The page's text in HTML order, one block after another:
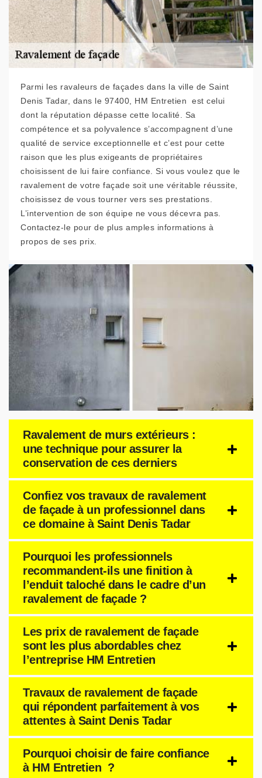
Parmi les ravaleurs de façades dans la ville de Saint
Denis Tadar, dans le 97400, HM Entretien est celui
dont la réputation dépasse cette localité. Sa
compétence et sa polyvalence s’accompagnent d’une
qualité de service exceptionnelle et c’est pour cette
raison que les plus exigeants de propriétaires
choisissent de lui faire confiance. Si vous voulez que le
ravalement de votre façade soit une véritable réussite,
choisissez de vous tourner vers ses prestations.
L’intervention de son équipe ne vous décevra pas.
Contactez-le pour de plus amples informations à
propos de ses prix.
Ravalement de murs extérieurs :
une technique pour assurer la
conservation de ces derniers
Confiez vos travaux de ravalement
de façade à un professionnel dans
ce domaine à Saint Denis Tadar
Pourquoi les professionnels
recommandent-ils une finition à
l’enduit taloché dans le cadre d’un
ravalement de façade ?
Les prix de ravalement de façade
sont les plus abordables chez
l’entreprise HM Entretien
Travaux de ravalement de façade
qui répondent parfaitement à vos
attentes à Saint Denis Tadar
Pourquoi choisir de faire confiance
à HM Entretien ?